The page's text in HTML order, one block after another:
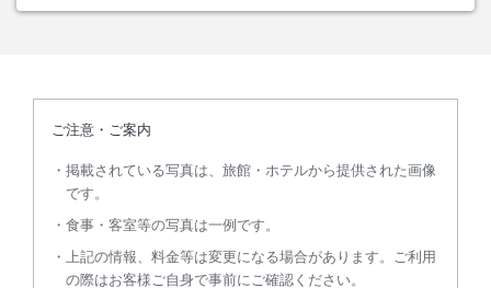
ご注意・ご案内
掲載されている写真は、旅館・ホテルから提供された画像
です。
食事・客室等の写真は一例です。
上記の情報、料金等は変更になる場合があります。ご利用
の際はお客様ご自身で事前にご確認ください。